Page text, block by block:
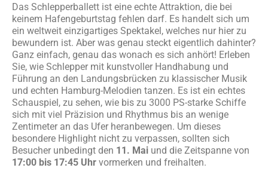
Das Schlepperballett ist eine echte Attraktion, die bei
keinem Hafengeburtstag fehlen darf. Es handelt sich um
ein weltweit einzigartiges Spektakel, welches nur hier zu
bewundern ist. Aber was genau steckt eigentlich dahinter?
Ganz einfach, genau das wonach es sich anhört! Erleben
Sie, wie Schlepper mit kunstvoller Handhabung und
Führung an den Landungsbrücken zu klassischer Musik
und echten Hamburg-Melodien tanzen. Es ist ein echtes
Schauspiel, zu sehen, wie bis zu 3000 PS-starke Schiffe
sich mit viel Präzision und Rhythmus bis an wenige
Zentimeter an das Ufer heranbewegen. Um dieses
besondere Highlight nicht zu verpassen, sollten sich
Besucher unbedingt den 11. Mai und die Zeitspanne von
17:00 bis 17:45 Uhr vormerken und freihalten.